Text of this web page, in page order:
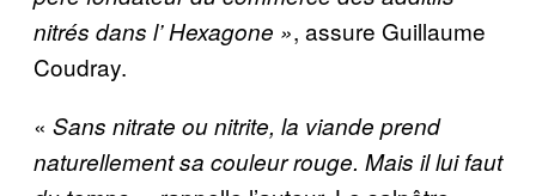
nitrés dans l’ Hexagone », assure Guillaume
Coudray.
« Sans nitrate ou nitrite, la viande prend
naturellement sa couleur rouge. Mais il lui faut